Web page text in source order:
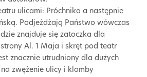
ulicami: Próchnika a następnie
Podjeżdżają Państwo wówczas
znajduje się zatoczka dla
Al. 1 Maja i skręt pod teatr
znacznie utrudniony dla dużych
zwężenie ulicy i klomby